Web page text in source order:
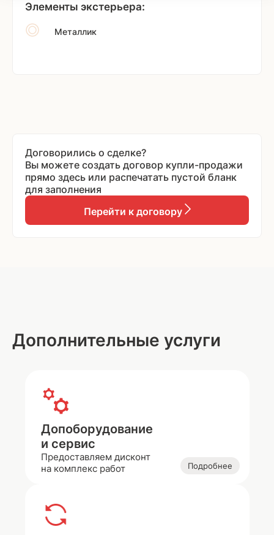
Элементы экстерьера:
Металлик
Договорились о сделке?
Вы можете создать договор купли-продажи
прямо здесь или распечатать пустой бланк
для заполнения
Перейти к договору
Дополнительные услуги
Допоборудование
и сервис
Предоставляем дисконт
на комплекс работ
Подробнее